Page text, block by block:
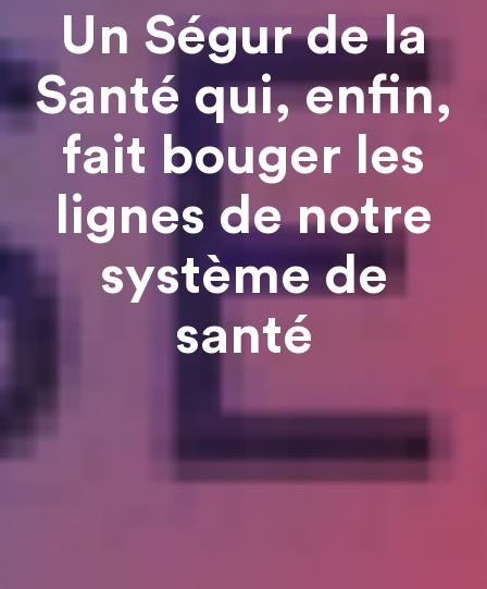
Un Ségur de la
Santé qui, enfin,
fait bouger les
lignes de notre
système de
santé